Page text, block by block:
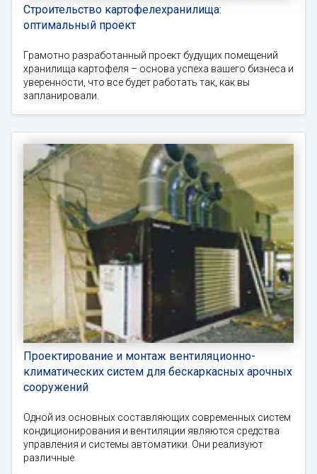
Строительство картофелехранилища:
оптимальный проект
Грамотно разработанный проект будущих помещений
хранилища картофеля – основа успеха вашего бизнеса и
уверенности, что все будет работать так, как вы
запланировали.
Проектирование и монтаж вентиляционно-
климатических систем для бескаркасных арочных
сооружений
Одной из основных составляющих современных систем
кондиционирования и вентиляции являются средства
управления и системы автоматики. Они реализуют
различные